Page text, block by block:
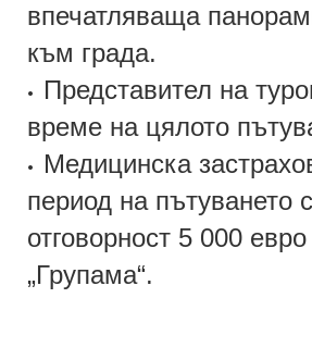
впечатляваща
към града.
•
Представител на
време на цялото
•
Медицинска
период на пътуването
отговорност 5 000
„Групама“.